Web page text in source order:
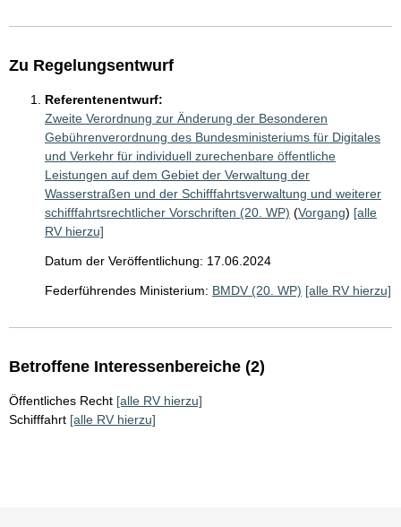
Zu Regelungsentwurf
Referentenentwurf:
Zweite Verordnung zur Änderung der Besonderen
Gebührenverordnung des Bundesministeriums für Digitales
und Verkehr für individuell zurechenbare öffentliche
Leistungen auf dem Gebiet der Verwaltung der
Wasserstraßen und der Schifffahrtsverwaltung und weiterer
schifffahrtsrechtlicher Vorschriften (20. WP) (Vorgang) [alle
RV hierzu]
Datum der Veröffentlichung: 17.06.2024
Federführendes Ministerium: BMDV (20. WP) [alle RV hierzu]
Betroffene Interessenbereiche (2)
Öffentliches Recht [alle RV hierzu]
Schifffahrt [alle RV hierzu]